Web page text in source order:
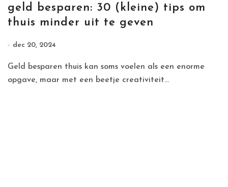
geld besparen: 30 (kleine) tips om
thuis minder uit te geven
dec 20, 2024
Geld besparen thuis kan soms voelen als een enorme
opgave, maar met een beetje creativiteit...